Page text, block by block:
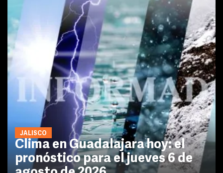
JALISCO
Clima en Guadalajara hoy: el
pronóstico para el jueves 6 de